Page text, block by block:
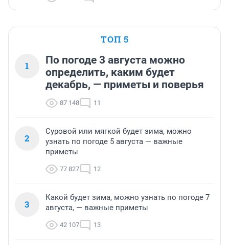
ТОП 5
1
По погоде 3 августа можно
определить, каким будет
декабрь, — приметы и поверья
87 148 11
2
Суровой или мягкой будет зима, можно
узнать по погоде 5 августа — важные
приметы
77 827 12
3
Какой будет зима, можно узнать по погоде 7
августа, — важные приметы
42 107 13